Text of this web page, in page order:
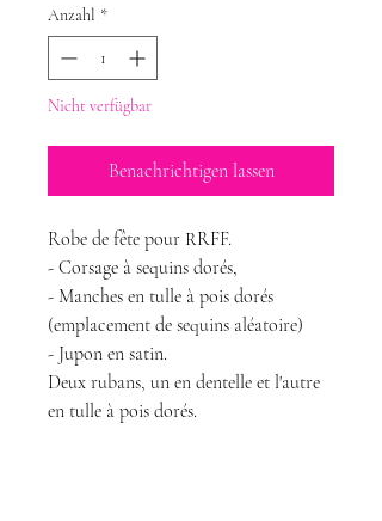
Anzahl *
Nicht verfügbar
Benachrichtigen lassen
Robe de fête pour RRFF.
- Corsage à sequins dorés,
- Manches en tulle à pois dorés
(emplacement de sequins aléatoire)
- Jupon en satin.
Deux rubans, un en dentelle et l'autre
en tulle à pois dorés.